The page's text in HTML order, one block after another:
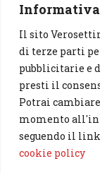
Informativa
Il sito
di terze parti
pubblicitarie e
presti il
Potrai
momento
seguendo il
cookie policy
Eventi(330)
Artisti (241)
News(238)
Cerca
© 2023